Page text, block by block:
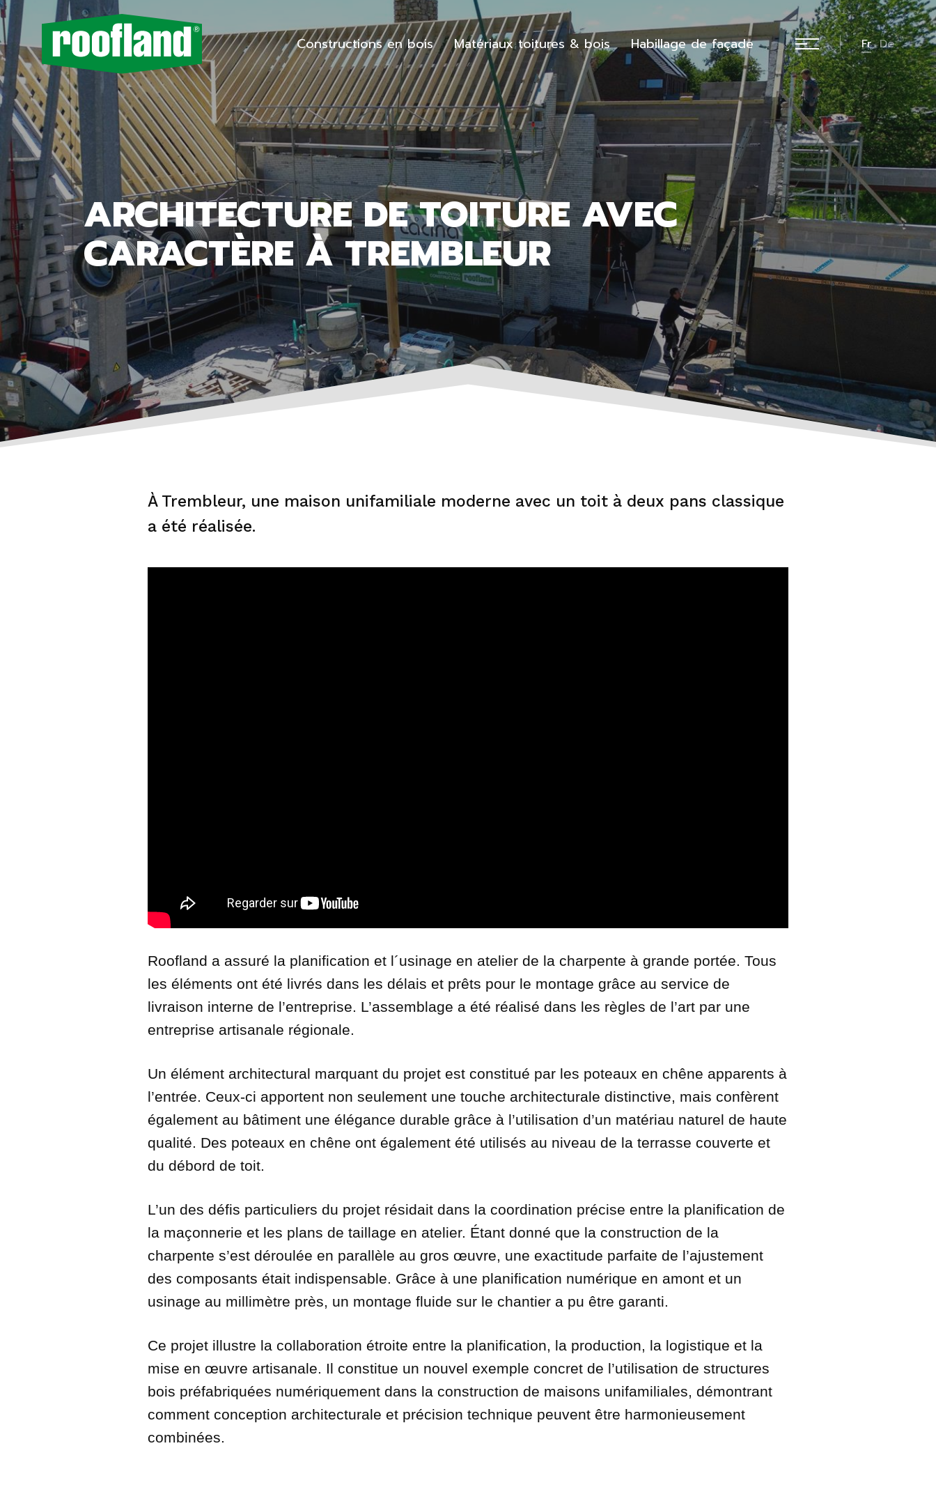
Constructions en bois Matériaux toitures & bois Habillage de façade Fr De
ARCHITECTURE DE TOITURE AVEC
CARACTÈRE À TREMBLEUR
À Trembleur, une maison unifamiliale moderne avec un toit à deux pans classique
a été réalisée.
Roofland a assuré la planification et l´usinage en atelier de la charpente à grande portée. Tous
les éléments ont été livrés dans les délais et prêts pour le montage grâce au service de
livraison interne de l’entreprise. L’assemblage a été réalisé dans les règles de l’art par une
entreprise artisanale régionale.
Un élément architectural marquant du projet est constitué par les poteaux en chêne apparents à
l’entrée. Ceux-ci apportent non seulement une touche architecturale distinctive, mais confèrent
également au bâtiment une élégance durable grâce à l’utilisation d’un matériau naturel de haute
qualité. Des poteaux en chêne ont également été utilisés au niveau de la terrasse couverte et
du débord de toit.
L’un des défis particuliers du projet résidait dans la coordination précise entre la planification de
la maçonnerie et les plans de taillage en atelier. Étant donné que la construction de la
charpente s’est déroulée en parallèle au gros œuvre, une exactitude parfaite de l’ajustement
des composants était indispensable. Grâce à une planification numérique en amont et un
usinage au millimètre près, un montage fluide sur le chantier a pu être garanti.
Ce projet illustre la collaboration étroite entre la planification, la production, la logistique et la
mise en œuvre artisanale. Il constitue un nouvel exemple concret de l’utilisation de structures
bois préfabriquées numériquement dans la construction de maisons unifamiliales, démontrant
comment conception architecturale et précision technique peuvent être harmonieusement
combinées.